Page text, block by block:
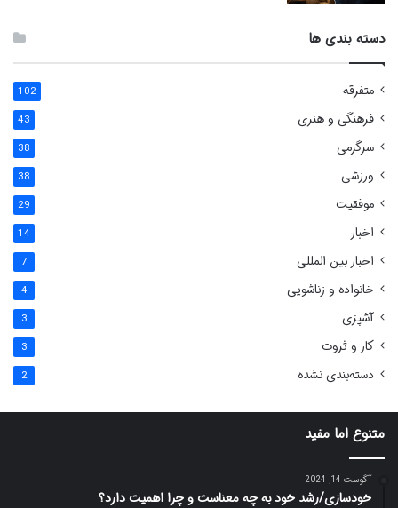
دسته بندی ها
متفرقه 102
فرهنگی و هنری 43
سرگرمی 38
ورزشی 38
موفقیت 29
اخبار 14
اخبار بین المللی 7
خانواده و زناشویی 4
آشپزی 3
کار و ثروت 3
دسته‌بندی نشده 2
متنوع اما مفید
آگوست 14, 2024
خودسازی/رشد خود به چه معناست و چرا اهمیت دارد؟